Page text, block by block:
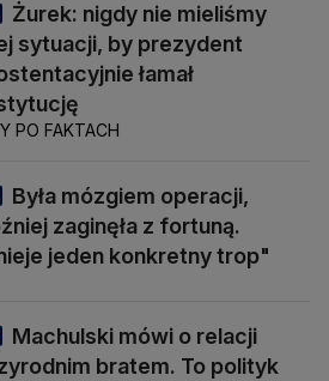
Żurek: nigdy nie mieliśmy
sytuacji, by prezydent
łamał
PO FAKTACH
Była mózgiem operacji,
zaginęła z fortuną.
jeden konkretny trop"
Machulski mówi o relacji
bratem. To polityk